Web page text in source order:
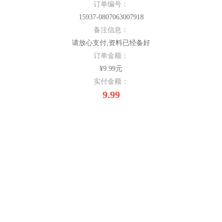
订单编号：
15937-0807063007918
备注信息：
请放心支付,资料已经备好
订单金额：
¥9.99元
实付金额：
9.99